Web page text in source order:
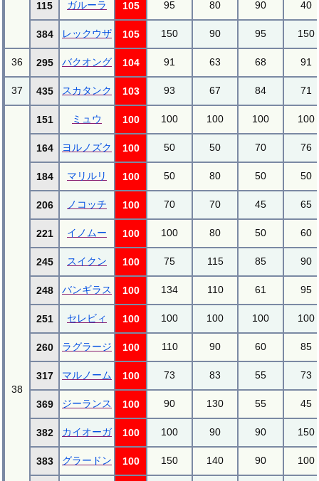
115 ガルーラ 105 95 80 90 40
384 レックウザ 105 150 90 95 150
36 295 バクオング 104 91 63 68 91
37 435 スカタンク 103 93 67 84 71
38
151 ミュウ 100 100 100 100 100
164 ヨルノズク 100 50 50 70 76
184 マリルリ 100 50 80 50 50
206 ノコッチ 100 70 70 45 65
221 イノムー 100 100 80 50 60
245 スイクン 100 75 115 85 90
248 バンギラス 100 134 110 61 95
251 セレビィ 100 100 100 100 100
260 ラグラージ 100 110 90 60 85
317 マルノーム 100 73 83 55 73
369 ジーランス 100 90 130 55 45
382 カイオーガ 100 100 90 90 150
383 グラードン 100 150 140 90 100